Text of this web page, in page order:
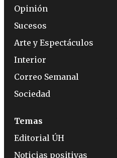
Opinión
Sucesos
Arte y Espectáculos
Interior
Correo Semanal
Sociedad
Temas
Editorial ÚH
Noticias positivas